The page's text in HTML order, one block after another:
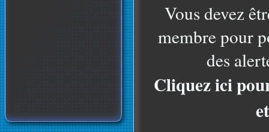
Vous devez
membre pour
des
Cliquez ici